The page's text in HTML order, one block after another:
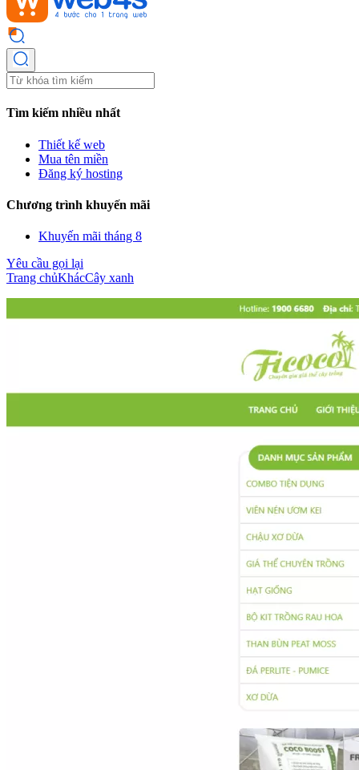
Tìm kiếm nhiều nhất
Thiết kế web
Mua tên miền
Đăng ký hosting
Chương trình khuyến mãi
Khuyến mãi tháng 8
Yêu cầu gọi lại
Trang chủKhácCây xanh